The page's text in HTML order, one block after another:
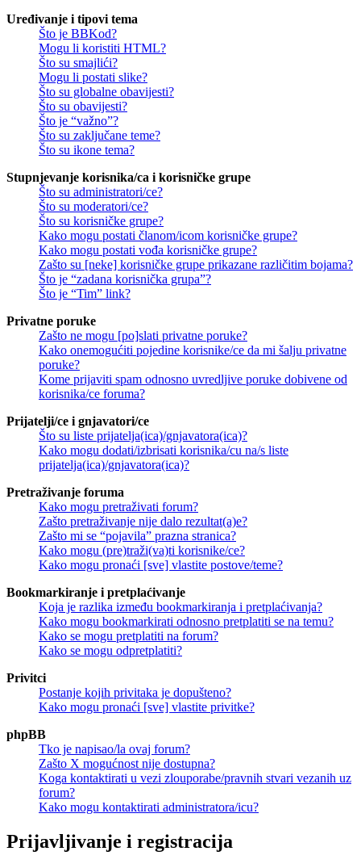
Uređivanje i tipovi tema
Što je BBKod?
Mogu li koristiti HTML?
Što su smajlići?
Mogu li postati slike?
Što su globalne obavijesti?
Što su obavijesti?
Što je “važno”?
Što su zaključane teme?
Što su ikone tema?
Stupnjevanje korisnika/ca i korisničke grupe
Što su administratori/ce?
Što su moderatori/ce?
Što su korisničke grupe?
Kako mogu postati članom/icom korisničke grupe?
Kako mogu postati vođa korisničke grupe?
Zašto su [neke] korisničke grupe prikazane različitim bojama?
Što je “zadana korisnička grupa”?
Što je “Tim” link?
Privatne poruke
Zašto ne mogu [po]slati privatne poruke?
Kako onemogućiti pojedine korisnike/ce da mi šalju privatne
poruke?
Kome prijaviti spam odnosno uvredljive poruke dobivene od
korisnika/ce foruma?
Prijatelji/ce i gnjavatori/ce
Što su liste prijatelja(ica)/gnjavatora(ica)?
Kako mogu dodati/izbrisati korisnika/cu na/s liste
prijatelja(ica)/gnjavatora(ica)?
Pretraživanje foruma
Kako mogu pretraživati forum?
Zašto pretraživanje nije dalo rezultat(a)e?
Zašto mi se “pojavila” prazna stranica?
Kako mogu (pre)traži(va)ti korisnike/ce?
Kako mogu pronaći [sve] vlastite postove/teme?
Bookmarkiranje i pretplaćivanje
Koja je razlika između bookmarkiranja i pretplaćivanja?
Kako mogu bookmarkirati odnosno pretplatiti se na temu?
Kako se mogu pretplatiti na forum?
Kako se mogu odpretplatiti?
Privitci
Postanje kojih privitaka je dopušteno?
Kako mogu pronaći [sve] vlastite privitke?
phpBB
Tko je napisao/la ovaj forum?
Zašto X mogućnost nije dostupna?
Koga kontaktirati u vezi zlouporabe/pravnih stvari vezanih uz
forum?
Kako mogu kontaktirati administratora/icu?
Prijavljivanje i registracija